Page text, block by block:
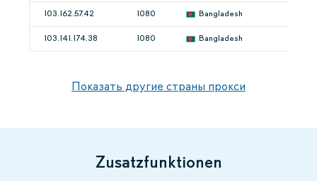
103.162.57.42 1080 Bangladesh
103.141.174.38 1080 Bangladesh
Показать другие страны прокси
Zusatzfunktionen